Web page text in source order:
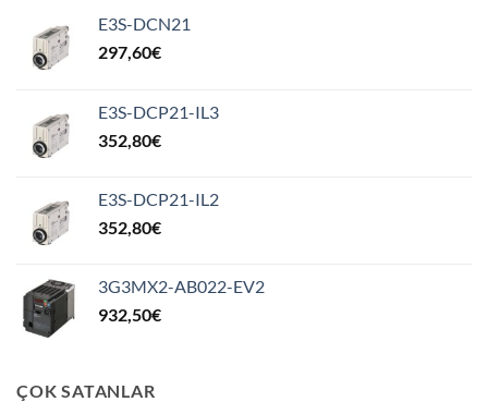
E3S-DCN21
297,60€
E3S-DCP21-IL3
352,80€
E3S-DCP21-IL2
352,80€
3G3MX2-AB022-EV2
932,50€
ÇOK SATANLAR